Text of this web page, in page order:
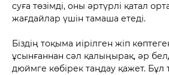
суға төзімді, оны әртүрлі қатал
жағдайлар үшін тамаша етеді.
Біздің тоқыма иірілген жіп
ұсынғаннан сәл қалыңырақ, әр
дюймге көбірек таңдау қажет.